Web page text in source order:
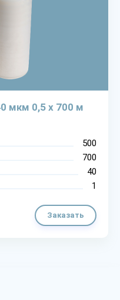
мкм 0,5 х 700 м
500
700
40
1
Заказать